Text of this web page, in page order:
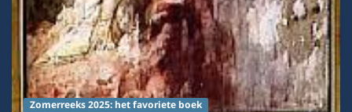
Zomerreeks 2025: het favoriete boek